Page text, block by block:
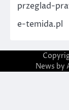
przeglad-
e-temida.pl
News by